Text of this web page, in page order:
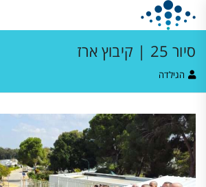
סיור 25 | קיבוץ ארז
הגילדה